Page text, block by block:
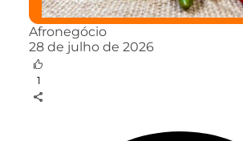
Afronegócio
28 de julho de 2026
1